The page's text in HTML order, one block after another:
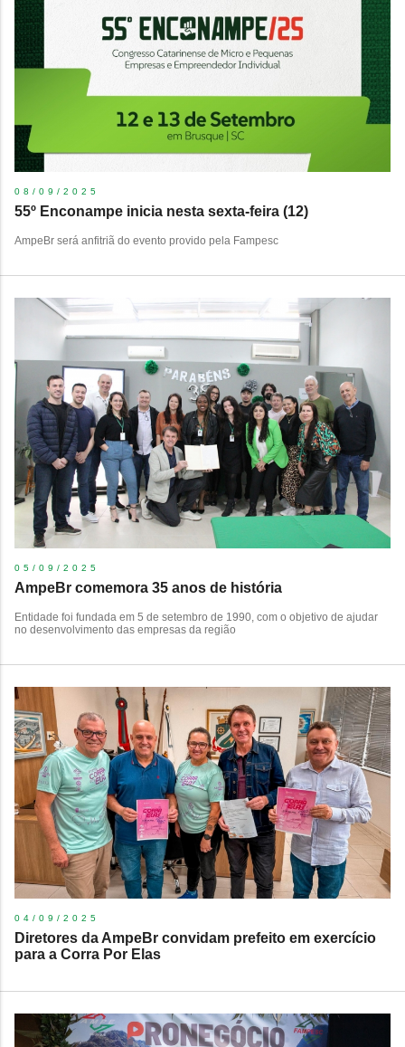
08/09/2025
55º Enconampe inicia nesta sexta-feira (12)
AmpeBr será anfitriã do evento provido pela Fampesc
05/09/2025
AmpeBr comemora 35 anos de história
Entidade foi fundada em 5 de setembro de 1990, com o objetivo de ajudar
no desenvolvimento das empresas da região
04/09/2025
Diretores da AmpeBr convidam prefeito em exercício
para a Corra Por Elas